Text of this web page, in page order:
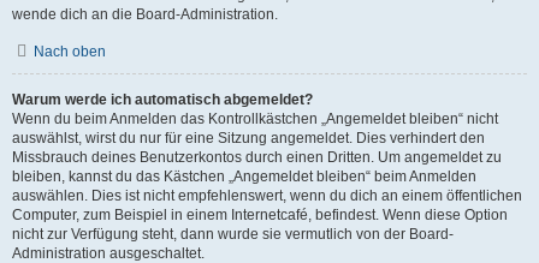
wende dich an die Board-Administration.
Nach oben
Warum werde ich automatisch abgemeldet?
Wenn du beim Anmelden das Kontrollkästchen „Angemeldet bleiben“ nicht
auswählst, wirst du nur für eine Sitzung angemeldet. Dies verhindert den
Missbrauch deines Benutzerkontos durch einen Dritten. Um angemeldet zu
bleiben, kannst du das Kästchen „Angemeldet bleiben“ beim Anmelden
auswählen. Dies ist nicht empfehlenswert, wenn du dich an einem öffentlichen
Computer, zum Beispiel in einem Internetcafé, befindest. Wenn diese Option
nicht zur Verfügung steht, dann wurde sie vermutlich von der Board-
Administration ausgeschaltet.